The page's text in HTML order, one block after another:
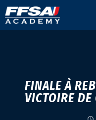
FINALE À
VICTOIRE DE